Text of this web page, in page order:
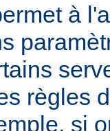
à
règles
si